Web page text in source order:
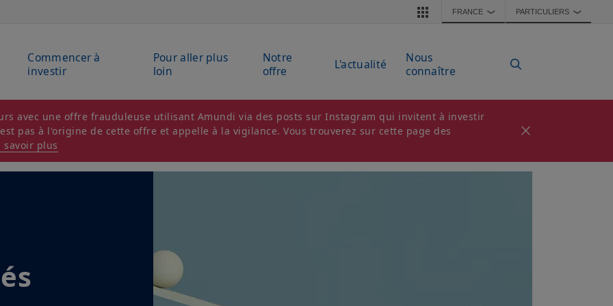
FRANCE ❯ PARTICULIERS ❯
Commencer à
investir
Pour aller plus
loin
Notre
offre
L'actualité
Nous
connaître
avec une offre frauduleuse utilisant Amundi via des posts sur Instagram qui invitent à investir
pas à l'origine de cette offre et appelle à la vigilance. Vous trouverez sur cette page des
savoir plus